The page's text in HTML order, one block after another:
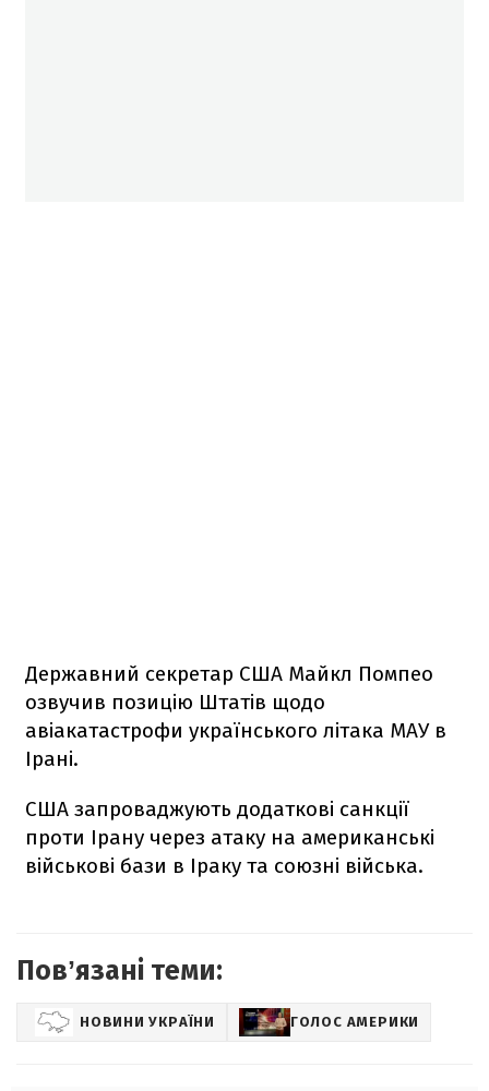
Державний секретар США Майкл Помпео
озвучив позицію Штатів щодо
авіакатастрофи українського літака МАУ в
Ірані.
США запроваджують додаткові санкції
проти Ірану через атаку на американські
військові бази в Іраку та союзні війська.
Повʼязані теми:
НОВИНИ УКРАЇНИ ГОЛОС АМЕРИКИ